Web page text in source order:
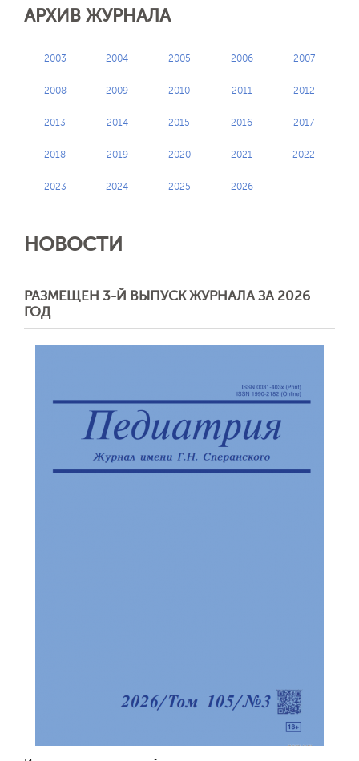
АРХИВ ЖУРНАЛА
2003 2004 2005 2006 2007
2008 2009 2010 2011 2012
2013 2014 2015 2016 2017
2018 2019 2020 2021 2022
2023 2024 2025 2026
НОВОСТИ
РАЗМЕЩЕН 3-Й ВЫПУСК ЖУРНАЛА ЗА 2026
ГОД